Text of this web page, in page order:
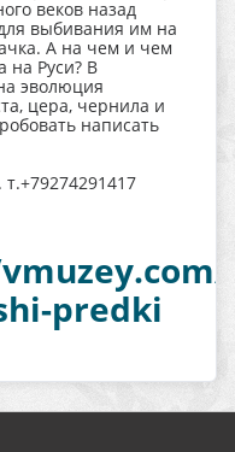
веков назад
выбивания им на
А на чем и чем
на Руси? В
эволюция
цера, чернила и
написать
predki